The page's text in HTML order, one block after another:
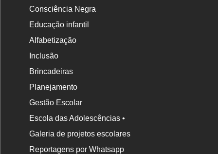
Consciência Negra
Educação infantil
Alfabetização
Inclusão
Brincadeiras
Planejamento
Gestão Escolar
Escola das Adolescências •
Galeria de projetos escolares
Reportagens por Whatsapp